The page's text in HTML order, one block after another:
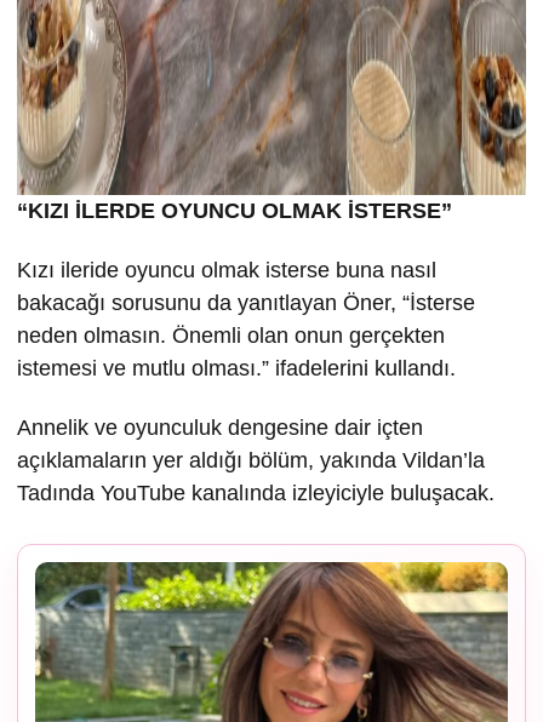
“KIZI İLERDE OYUNCU OLMAK İSTERSE”
Kızı ileride oyuncu olmak isterse buna nasıl
bakacağı sorusunu da yanıtlayan Öner, “İsterse
neden olmasın. Önemli olan onun gerçekten
istemesi ve mutlu olması.” ifadelerini kullandı.
Annelik ve oyunculuk dengesine dair içten
açıklamaların yer aldığı bölüm, yakında Vildan’la
Tadında YouTube kanalında izleyiciyle buluşacak.